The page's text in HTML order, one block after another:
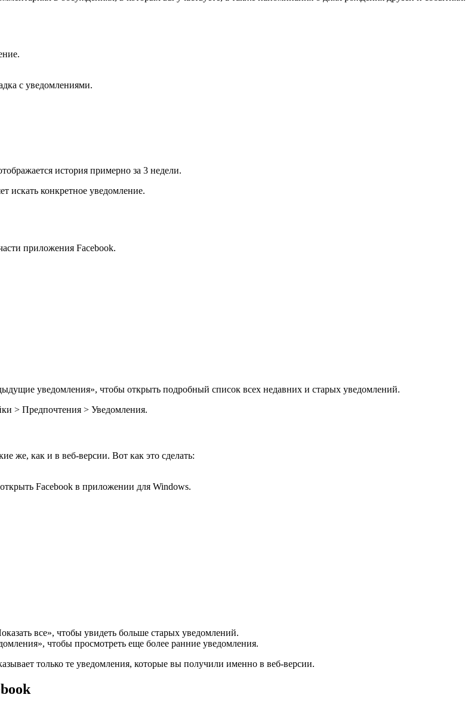
с уведомлениями.
история примерно за 3 недели.
искать конкретное уведомление.
приложения Facebook.
уведомления», чтобы открыть подробный список всех недавних и старых уведомлений.
> Предпочтения > Уведомления.
же, как и в веб-версии. Вот как это сделать:
Facebook в приложении для Windows.
все», чтобы увидеть больше старых уведомлений.
чтобы просмотреть еще более ранние уведомления.
только те уведомления, которые вы получили именно в веб-версии.